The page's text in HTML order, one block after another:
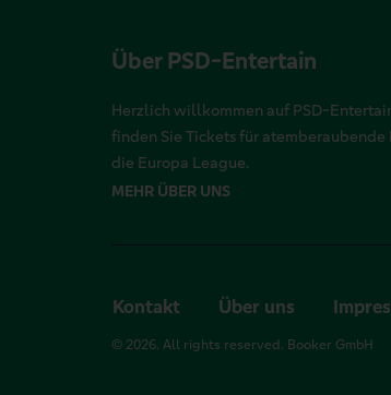
Über PSD-Entertain
Herzlich willkommen auf PSD-
finden Sie Tickets für
die Europa League.
MEHR ÜBER UNS
Kontakt Über uns
© 2026. All rights reserved. Booker GmbH